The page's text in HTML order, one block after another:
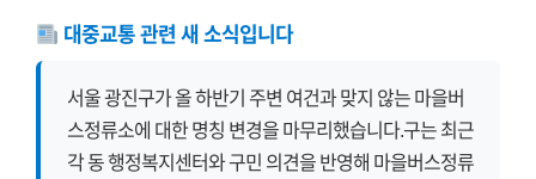
대중교통 관련 새 소식입니다
서울 광진구가 올 하반기 주변 여건과 맞지 않는 마을버
스정류소에 대한 명칭 변경을 마무리했습니다.구는 최근
각 동 행정복지센터와 구민 의견을 반영해 마을버스정류